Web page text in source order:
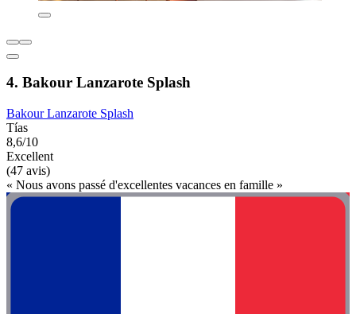
4. Bakour Lanzarote Splash
Bakour Lanzarote Splash
Tías
8,6/10
Excellent
(47 avis)
« Nous avons passé d'excellentes vacances en famille »